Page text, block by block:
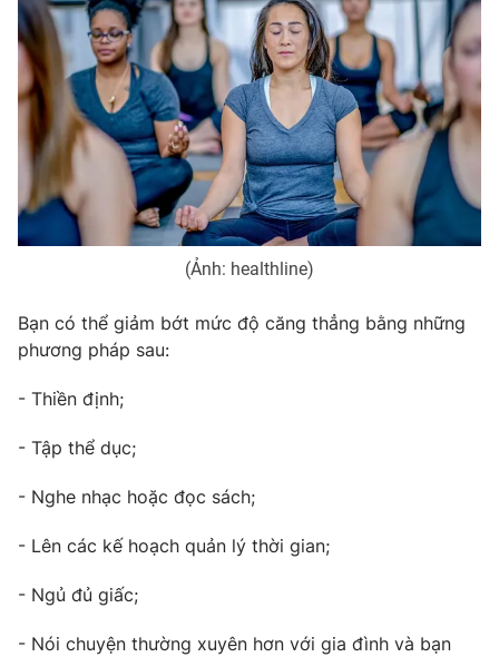
(Ảnh: healthline)
Bạn có thể giảm bớt mức độ căng thẳng bằng những
phương pháp sau:
- Thiền định;
- Tập thể dục;
- Nghe nhạc hoặc đọc sách;
- Lên các kế hoạch quản lý thời gian;
- Ngủ đủ giấc;
- Nói chuyện thường xuyên hơn với gia đình và bạn